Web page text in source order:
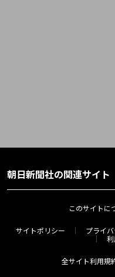
朝日新聞社の関連サイト
このサイトに
サイトポリシー プライ
全サイト利用規